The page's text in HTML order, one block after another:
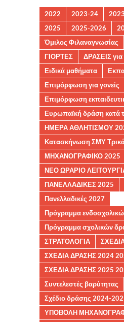
2022 2023-24
2025
2025-2026
Όμιλος Φιλαναγνωσίας
ΓΙΟΡΤΕΣ
ΔΡΑΣΕΙΣ
Ειδικά μαθήματα
Επιμόρφωση για γονείς
Επιμόρφωση
Ευρωπαϊκή δράση κατά
ΗΜΕΡΑ ΑΘΛΗΤΙΣΜΟΥ
Κατασκήνωση ΣΜΥ
ΜΗΧΑΝΟΓΡΑΦΙΚΟ 2025
ΝΕΟ ΩΡΑΡΙΟ
ΠΑΝΕΛΛΑΔΙΚΕΣ 2025
Πανελλαδικές 2027
Πρόγραμμα
Πρόγραμμα σχολικών
ΣΤΡΑΤΟΛΟΓΙΑ
ΣΧΕΔΙΑ ΔΡΑΣΗΣ 2024
ΣΧΕΔΙΑ ΔΡΑΣΗΣ 2025
Συντελεστές βαρύτητας
Σχέδιο δράσης 2024-
ΥΠΟΒΟΛΗ